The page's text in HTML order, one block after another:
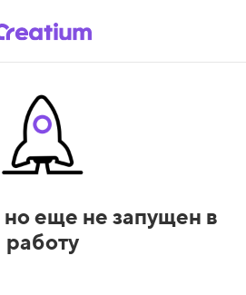
но еще не запущен в
работу